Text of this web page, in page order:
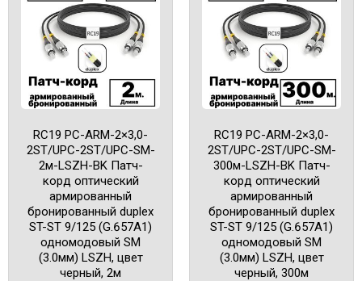
RC19 PC-ARM-2×3,0-
2ST/UPC-2ST/UPC-SM-
2м-LSZH-BK Патч-
корд оптический
армированный
бронированный duplex
ST-ST 9/125 (G.657A1)
одномодовый SM
(3.0мм) LSZH, цвет
черный, 2м
RC19 PC-ARM-2×3,0-
2ST/UPC-2ST/UPC-SM-
300м-LSZH-BK Патч-
корд оптический
армированный
бронированный duplex
ST-ST 9/125 (G.657A1)
одномодовый SM
(3.0мм) LSZH, цвет
черный, 300м